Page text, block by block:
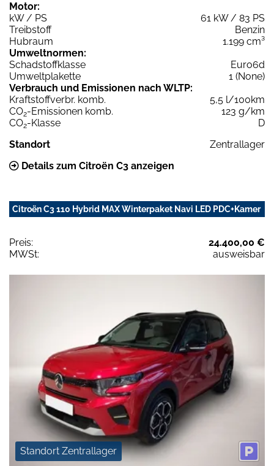
Motor:
kW / PS
61 kW / 83 PS
Treibstoff
Benzin
Hubraum
1.199 cm³
Umweltnormen:
Schadstoffklasse
Euro6d
Umweltplakette
1 (None)
Verbrauch und Emissionen nach WLTP:
Kraftstoffverbr. komb.
5,5 l/100km
CO2-Emissionen komb.
123 g/km
CO2-Klasse
D
Standort
Zentrallager
Details zum Citroën C3 anzeigen
Citroën C3 110 Hybrid MAX Winterpaket Navi LED PDC+Kamer
Preis:
24.400,00 €
MWSt:
ausweisbar
Standort Zentrallager